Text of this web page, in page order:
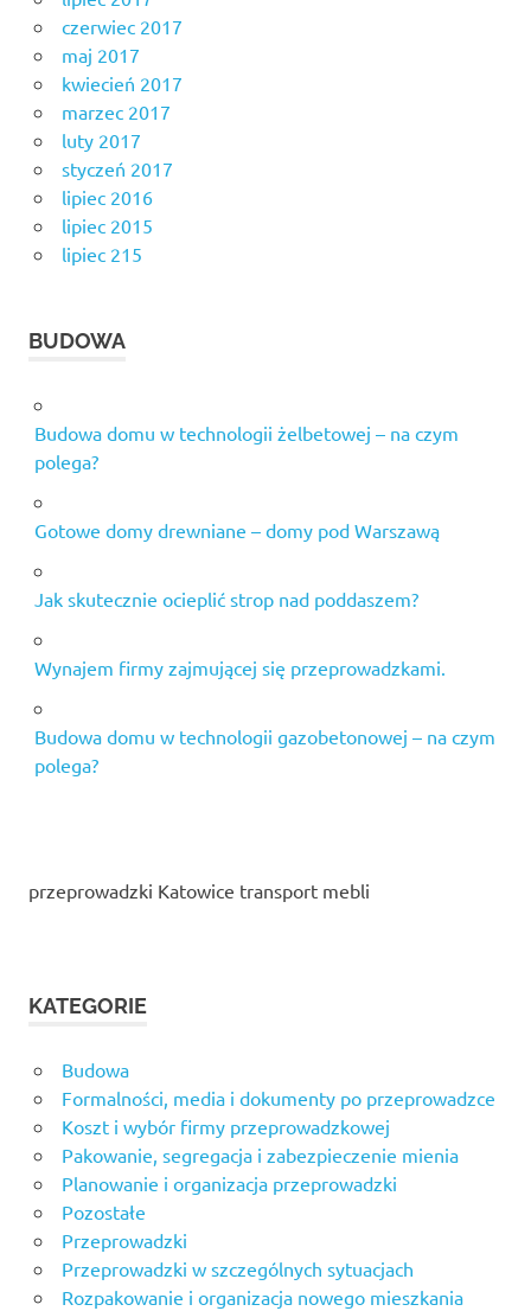
czerwiec 2017
maj 2017
kwiecień 2017
marzec 2017
luty 2017
styczeń 2017
lipiec 2016
lipiec 2015
lipiec 215
BUDOWA
Budowa domu w technologii żelbetowej – na czym
polega?
Gotowe domy drewniane – domy pod Warszawą
Jak skutecznie ocieplić strop nad poddaszem?
Wynajem firmy zajmującej się przeprowadzkami.
Budowa domu w technologii gazobetonowej – na czym
polega?
przeprowadzki Katowice transport mebli
KATEGORIE
Budowa
Formalności, media i dokumenty po przeprowadzce
Koszt i wybór firmy przeprowadzkowej
Pakowanie, segregacja i zabezpieczenie mienia
Planowanie i organizacja przeprowadzki
Pozostałe
Przeprowadzki
Przeprowadzki w szczególnych sytuacjach
Rozpakowanie i organizacja nowego mieszkania